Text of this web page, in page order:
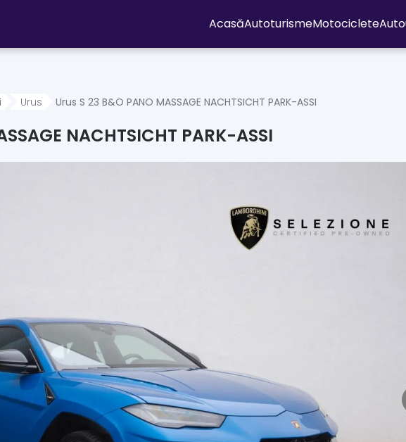
AcasăAutoturismeMotociclete
Urus Urus S 23 B&O PANO MASSAGE NACHTSICHT PARK-ASSI
NACHTSICHT PARK-ASSI